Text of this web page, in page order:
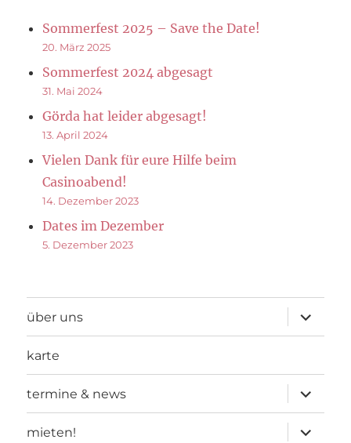
Sommerfest 2025 – Save the Date!
20. März 2025
Sommerfest 2024 abgesagt
31. Mai 2024
Görda hat leider abgesagt!
13. April 2024
Vielen Dank für eure Hilfe beim
Casinoabend!
14. Dezember 2023
Dates im Dezember
5. Dezember 2023
über uns
öffnen
karte
termine & news
öffnen
mieten!